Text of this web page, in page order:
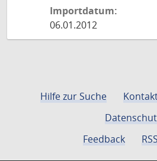
Importdatum:
06.01.2012
Hilfe zur Suche
Feedback